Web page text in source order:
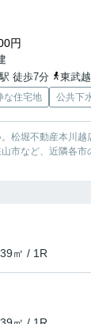
円
徒歩7分
東武越
な住宅地 公共下
松堀不動産本川
市など、近隣各市
㎡ / 1R